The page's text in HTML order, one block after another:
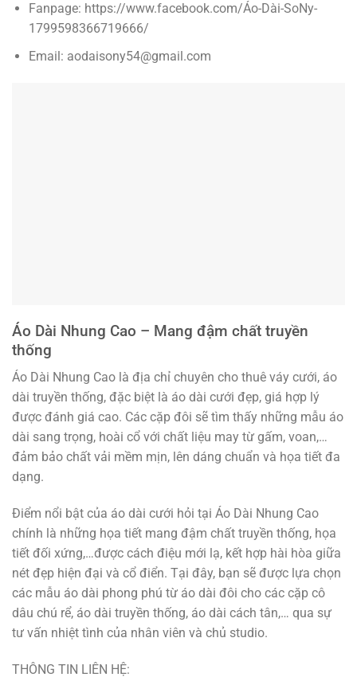
Fanpage: https://www.facebook.com/Áo-Dài-SoNy-
1799598366719666/
Email: aodaisony54@gmail.com
Áo Dài Nhung Cao – Mang đậm chất truyền
thống
Áo Dài Nhung Cao là địa chỉ chuyên cho thuê váy cưới, áo
dài truyền thống, đặc biệt là áo dài cưới đẹp, giá hợp lý
được đánh giá cao. Các cặp đôi sẽ tìm thấy những mẫu áo
dài sang trọng, hoài cổ với chất liệu may từ gấm, voan,…
đảm bảo chất vải mềm mịn, lên dáng chuẩn và họa tiết đa
dạng.
Điểm nổi bật của áo dài cưới hỏi tại Áo Dài Nhung Cao
chính là những họa tiết mang đậm chất truyền thống, họa
tiết đối xứng,…được cách điệu mới lạ, kết hợp hài hòa giữa
nét đẹp hiện đại và cổ điển. Tại đây, bạn sẽ được lựa chọn
các mẫu áo dài phong phú từ áo dài đôi cho các cặp cô
dâu chú rể, áo dài truyền thống, áo dài cách tân,… qua sự
tư vấn nhiệt tình của nhân viên và chủ studio.
THÔNG TIN LIÊN HỆ: